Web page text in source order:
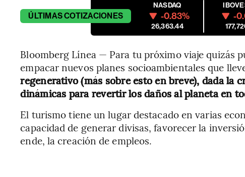
ÚLTIMASCOTIZACIONES
NASDAQ
-0.83%
26,363.44
-
Bloomberg Línea — Para tu próximo viaje quizás
empacar nuevos planes socioambientales que
regenerativo (más sobre esto en breve), dada la
dinámicas para revertir los daños al planeta en
El turismo tiene un lugar destacado en varias
capacidad de generar divisas, favorecer la
ende, la creación de empleos.